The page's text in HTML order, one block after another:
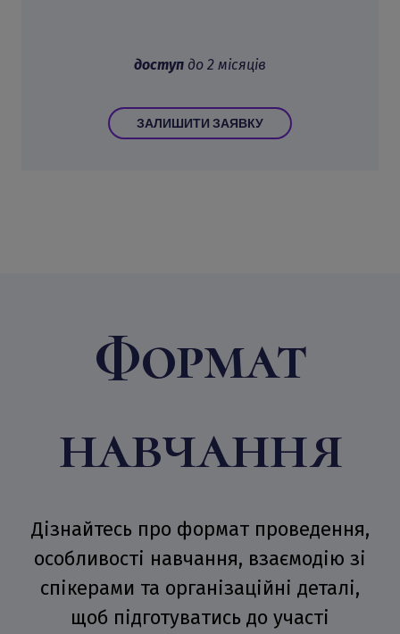
доступ до 2 місяців
ЗАЛИШИТИ ЗАЯВКУ
Формат
навчання
Дізнайтесь про формат проведення,
особливості навчання, взаємодію зі
спікерами та організаційні деталі,
щоб підготуватись до участі